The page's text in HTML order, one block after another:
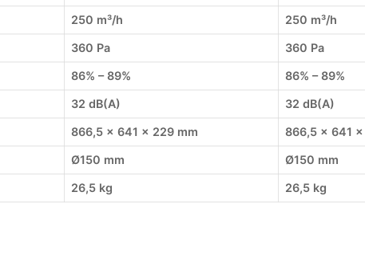
250 m³/h 250 m³/h
360 Pa 360 Pa
86% – 89% 86% – 89%
32 dB(A) 32 dB(A)
866,5 × 641 × 229 mm 866,5 × 641
Ø150 mm Ø150 mm
26,5 kg 26,5 kg